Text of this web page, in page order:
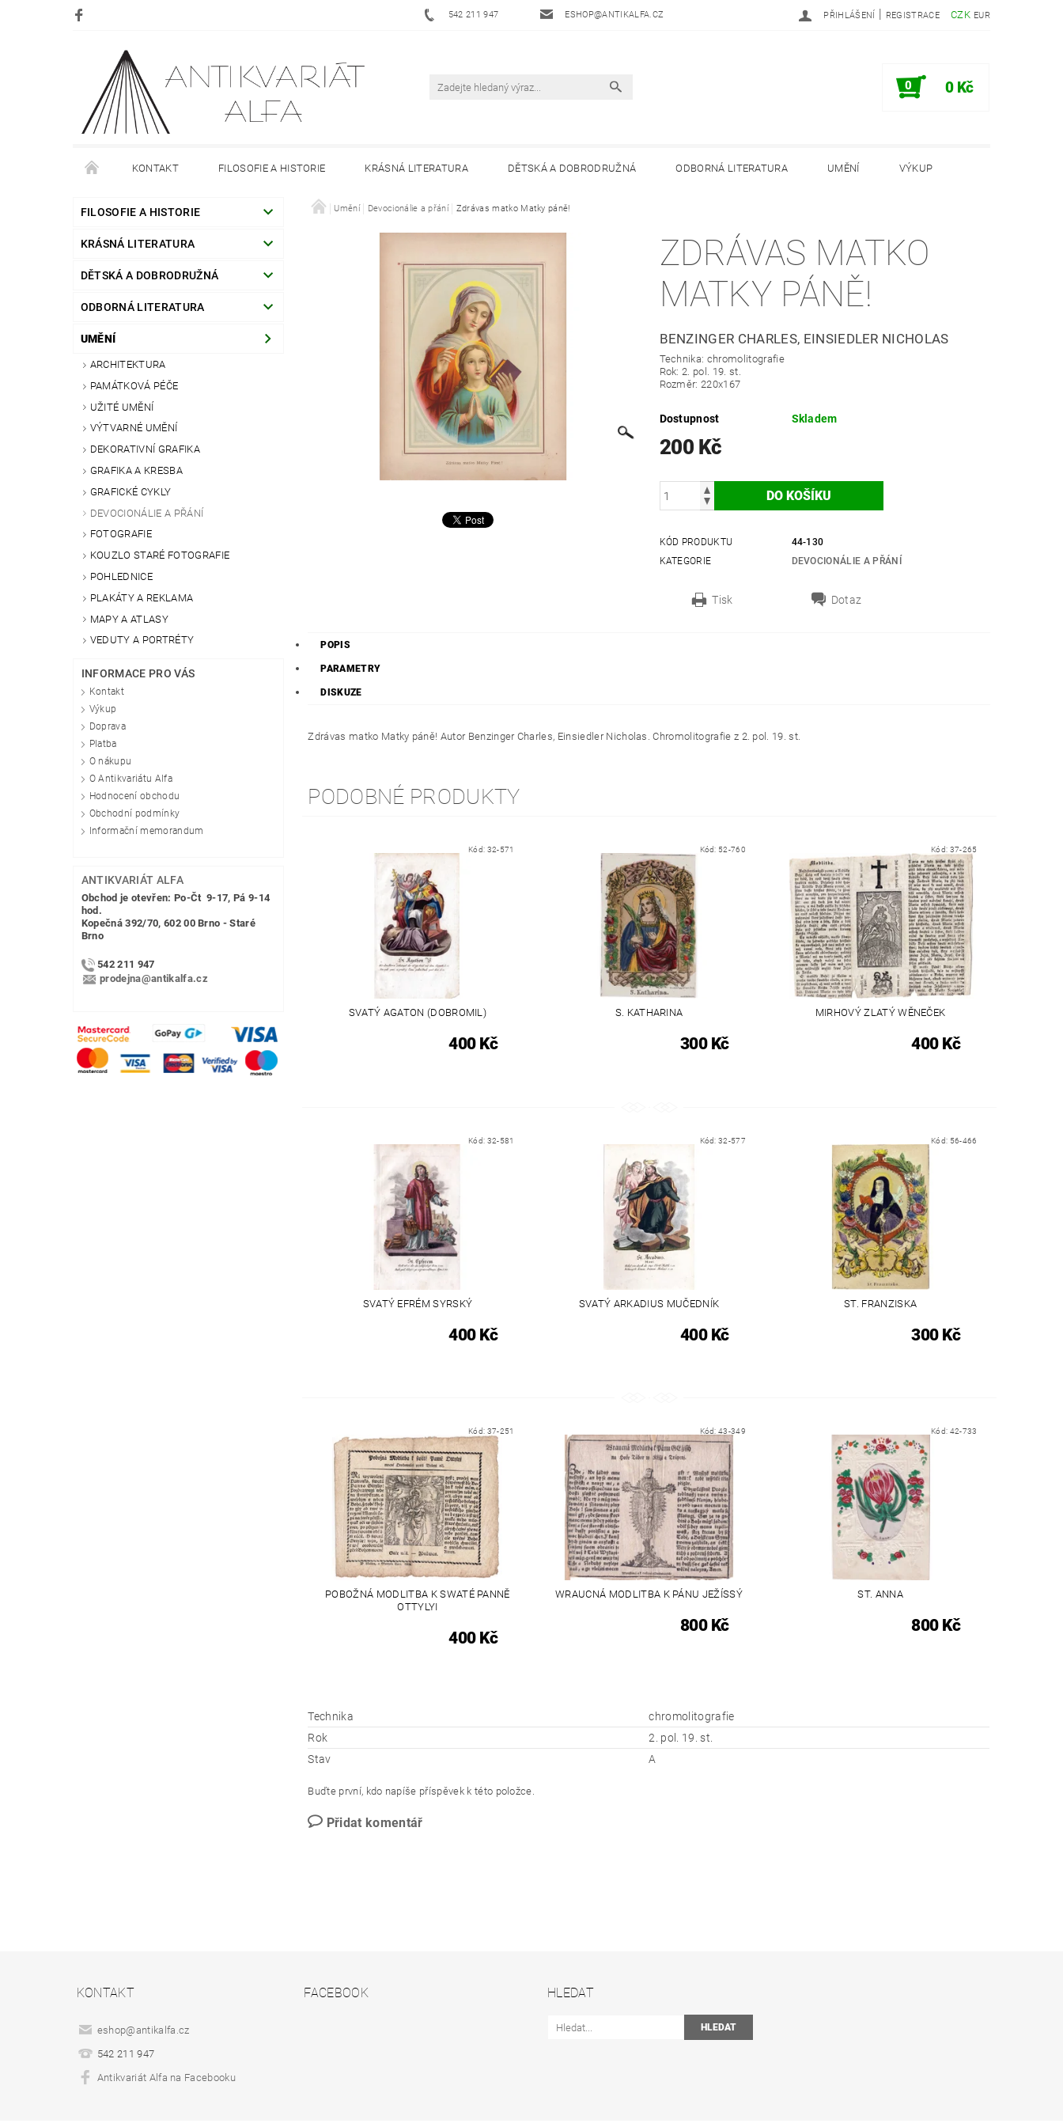
542 211 947 ESHOP@ANTIKALFA.CZ CZK EUR
PŘIHLÁŠENÍ | REGISTRACE
0 0 Kč
KONTAKT FILOSOFIE A HISTORIE KRÁSNÁ LITERATURA DĚTSKÁ A DOBRODRUŽNÁ ODBORNÁ LITERATURA UMĚNÍ VÝKUP
DOPRAVA PLATBA O NÁKUPU O ANTIKVARIÁTU ALFA HODNOCENÍ OBCHODU
FILOSOFIE A HISTORIE
KRÁSNÁ LITERATURA
DĚTSKÁ A DOBRODRUŽNÁ
ODBORNÁ LITERATURA
UMĚNÍ
ARCHITEKTURA
PAMÁTKOVÁ PÉČE
UŽITÉ UMĚNÍ
VÝTVARNÉ UMĚNÍ
DEKORATIVNÍ GRAFIKA
GRAFIKA A KRESBA
GRAFICKÉ CYKLY
DEVOCIONÁLIE A PŘÁNÍ
FOTOGRAFIE
KOUZLO STARÉ FOTOGRAFIE
POHLEDNICE
PLAKÁTY A REKLAMA
MAPY A ATLASY
VEDUTY A PORTRÉTY
INFORMACE PRO VÁS
Kontakt
Výkup
Doprava
Platba
O nákupu
O Antikvariátu Alfa
Hodnocení obchodu
Obchodní podmínky
Informační memorandum
ANTIKVARIÁT ALFA
Obchod je otevřen: Po-Čt 9-17, Pá 9-14
hod.
Kopečná 392/70, 602 00 Brno - Staré
Brno
542 211 947
prodejna@antikalfa.cz
Umění Devocionálie a přání Zdrávas matko Matky páně!
ZDRÁVAS MATKO
MATKY PÁNĚ!
BENZINGER CHARLES, EINSIEDLER NICHOLAS
Technika: chromolitografie
Rok: 2. pol. 19. st.
Rozměr: 220x167
Dostupnost Skladem
200 Kč
KÓD PRODUKTU
44-130
KATEGORIE
DEVOCIONÁLIE A PŘÁNÍ
Tisk Dotaz
POPIS
PARAMETRY
DISKUZE
Zdrávas matko Matky páně! Autor Benzinger Charles, Einsiedler Nicholas. Chromolitografie z 2. pol. 19. st.
PODOBNÉ PRODUKTY
Kód: 32-571
SVATÝ AGATON (DOBROMIL)
400 Kč
Kód: 52-760
S. KATHARINA
300 Kč
Kód: 37-265
MIRHOVÝ ZLATÝ WĚNEČEK
400 Kč
Kód: 32-581
SVATÝ EFRÉM SYRSKÝ
400 Kč
Kód:32-577
SVATÝ ARKADIUS MUČEDNÍK
400 Kč
Kód: 56-466
ST. FRANZISKA
300 Kč
Kód: 37-251
POBOŽNÁ MODLITBA K SWATÉ PANNĚ
OTTYLYI
400 Kč
Kód:43-349
WRAUCNÁ MODLITBA K PÁNU JEŽÍSSÝ
800 Kč
Kód: 42-733
ST. ANNA
800 Kč
Technika
chromolitografie
Rok
2. pol. 19. st.
Stav
A
Buďte první, kdo napíše příspěvek k této položce.
Přidat komentář
KONTAKT
eshop@antikalfa.cz
542 211 947
Antikvariát Alfa na Facebooku
FACEBOOK HLEDAT